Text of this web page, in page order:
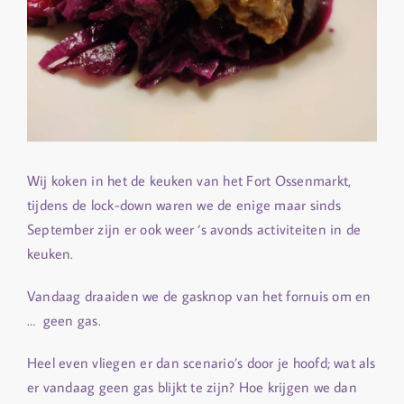
Wij koken in het de keuken van het Fort Ossenmarkt,
tijdens de lock-down waren we de enige maar sinds
September zijn er ook weer ‘s avonds activiteiten in de
keuken.
Vandaag draaiden we de gasknop van het fornuis om en
… geen gas.
Heel even vliegen er dan scenario’s door je hoofd; wat als
er vandaag geen gas blijkt te zijn? Hoe krijgen we dan